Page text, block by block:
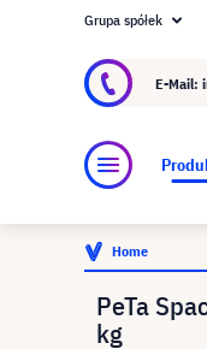
O visunext.pl
Grupa spółek
E-Mail:
Home
PeTa
kg